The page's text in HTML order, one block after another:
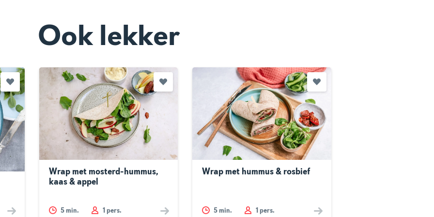
Ook lekker
Wrap met mosterd-hummus,
kaas & appel
5min. 1 pers.
Wrap met hummus & rosbief
5 min. 1 pers.